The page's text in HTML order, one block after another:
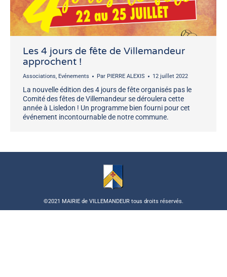
Les 4 jours de fête de Villemandeur
approchent !
Associations, Evénements Par PIERRE ALEXIS 12 juillet 2022
La nouvelle édition des 4 jours de fête organisés pas le
Comité des fêtes de Villemandeur se déroulera cette
année à Lisledon ! Un programme bien fourni pour cet
événement incontournable de notre commune.
©2021 MAIRIE de VILLEMANDEUR tous droits réservés.